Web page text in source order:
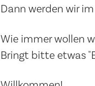
Dann werden wir
Wie immer wollen
Bringt bitte etwas